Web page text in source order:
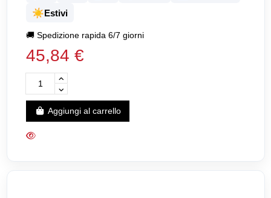
☀️Estivi
🚚Spedizione rapida 6/7 giorni
45,84 €
Aggiungi al carrello